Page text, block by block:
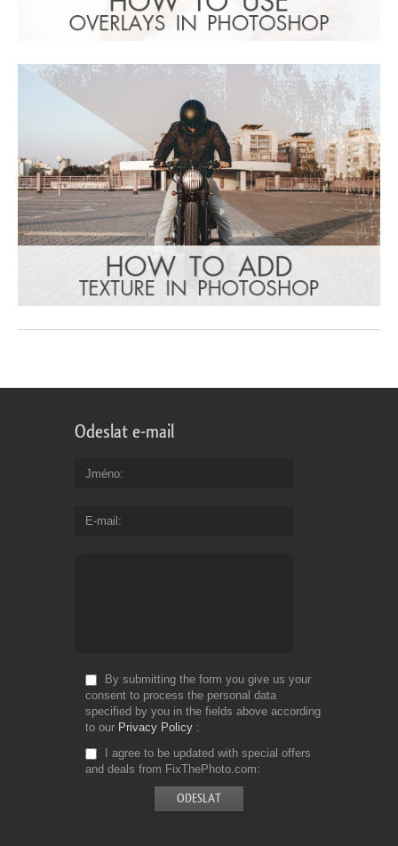
Odeslat e-mail
Jméno
E-mail
By submitting the form you give us your
consent to process the personal data
specified by you in the fields above according
to our Privacy Policy
I agree to be updated with special offers
and deals from FixThePhoto.com